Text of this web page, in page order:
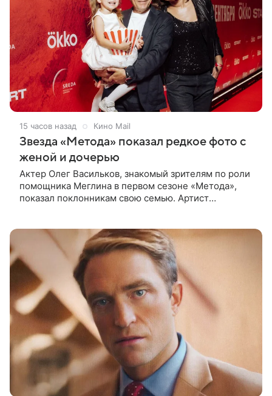
15 часов назад Кино Mail
Звезда «Метода» показал редкое фото с
женой и дочерью
Актер Олег Васильков, знакомый зрителям по роли
помощника Меглина в первом сезоне «Метода»,
показал поклонникам свою семью. Артист